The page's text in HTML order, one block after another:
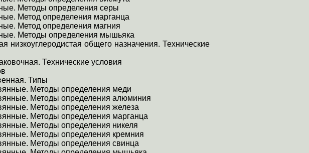
Методы определения серы
Метод определения марганца
Метод определения магния
Методы определения мышьяка
низкоуглеродистая общего назначения. Технические
Технические условия
Типы
. Методы определения меди
. Методы определения алюминия
. Методы определения железа
. Методы определения марганца
. Методы определения никеля
. Методы определения кремния
. Методы определения свинца